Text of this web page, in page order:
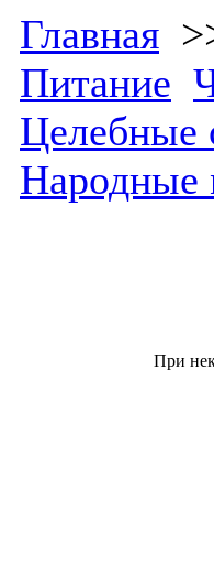
Главная
Питание
Целебные
Народные
При